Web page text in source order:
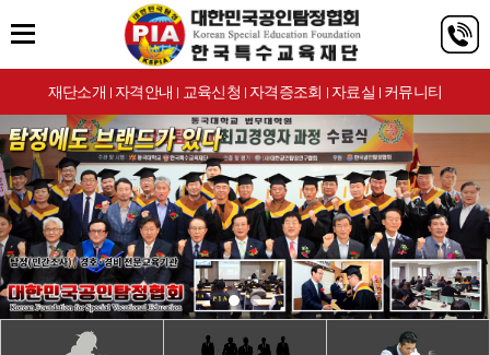
재단소개 | 자격안내 | 교육신청 | 자격증조회 | 자료실 | 커뮤니티